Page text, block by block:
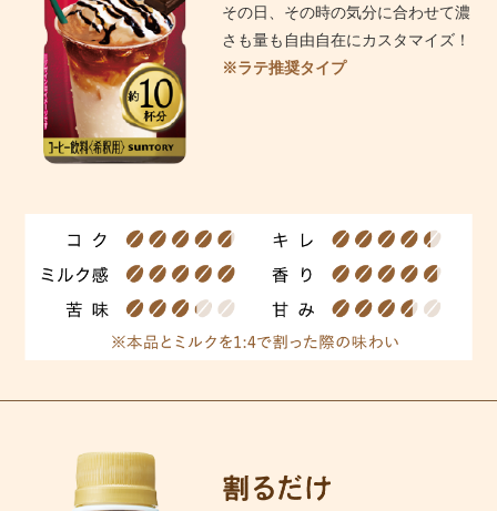
その日、その時の気分に合わせて濃
さも量も自由自在にカスタマイズ！
※ラテ推奨タイプ